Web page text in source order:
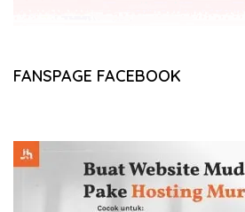
FANSPAGE FACEBOOK